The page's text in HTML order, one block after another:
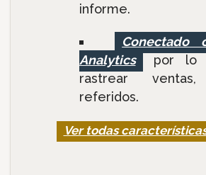
informe.
Conectado
Analytics
por lo
rastrear
referidos.
Ver todas